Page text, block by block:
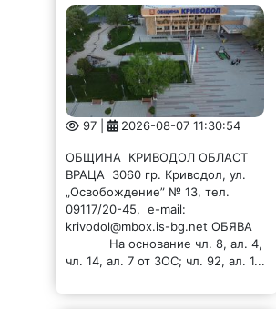
97 | 2026-08-07 11:30:54
ОБЩИНА КРИВОДОЛ ОБЛАСТ
ВРАЦА 3060 гр. Криводол, ул.
„Освобождение” № 13, тел.
09117/20-45, e-mail:
krivodol@mbox.is-bg.net ОБЯВА
На основание чл. 8, ал. 4,
чл. 14, ал. 7 от ЗОС; чл. 92, ал. 1...